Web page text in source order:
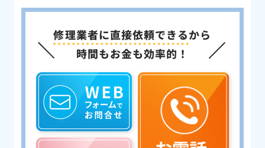
修理業者に直接依頼できるから
時間もお金も効率的！